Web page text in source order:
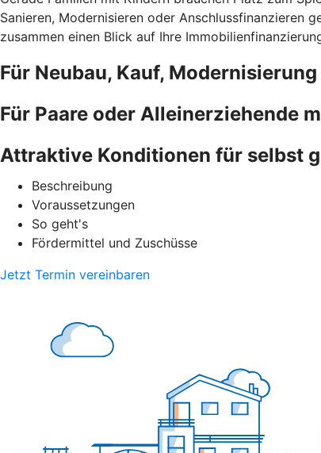
Sanieren, Modernisieren oder Anschlussfinanzieren
zusammen einen Blick auf Ihre
Für Neubau, Kauf,
Für Paare oder Alleinerziehende
Attraktive Konditionen für selbst
Beschreibung
Voraussetzungen
So geht's
Fördermittel und Zuschüsse
Jetzt Termin vereinbaren